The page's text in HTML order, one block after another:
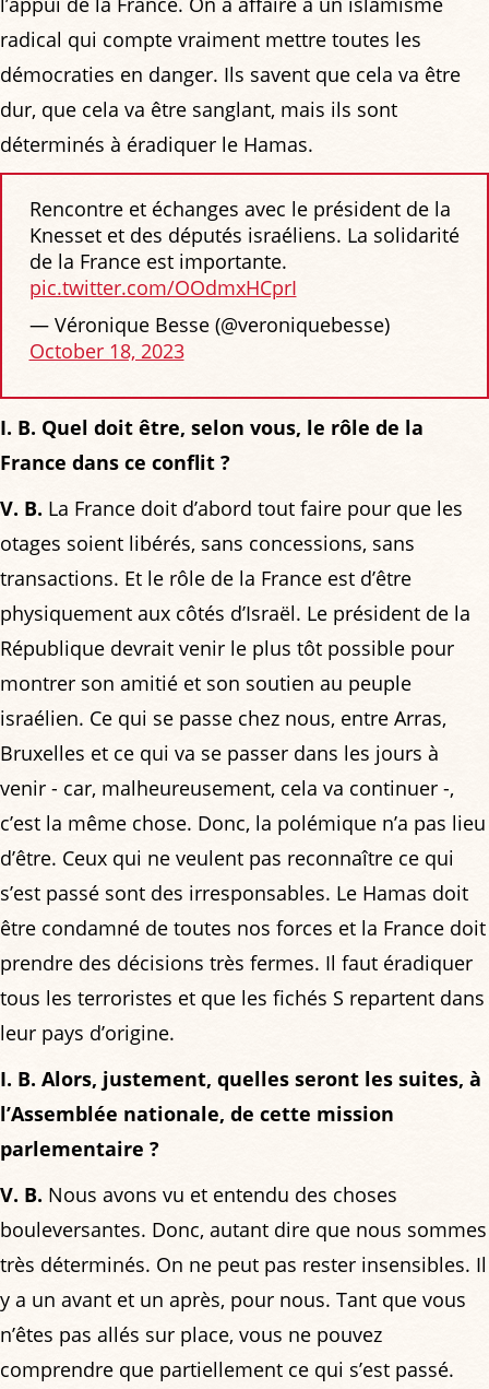
radical qui compte vraiment mettre toutes les
démocraties en danger. Ils savent que cela va être
dur, que cela va être sanglant, mais ils sont
déterminés à éradiquer le Hamas.
Rencontre et échanges avec le président de la
Knesset et des députés israéliens. La solidarité
de la France est importante.
pic.twitter.com/OOdmxHCprI
— Véronique Besse (@veroniquebesse)
October 18, 2023
I. B. Quel doit être, selon vous, le rôle de la
France dans ce conflit ?
V. B. La France doit d’abord tout faire pour que les
otages soient libérés, sans concessions, sans
transactions. Et le rôle de la France est d’être
physiquement aux côtés d’Israël. Le président de la
République devrait venir le plus tôt possible pour
montrer son amitié et son soutien au peuple
israélien. Ce qui se passe chez nous, entre Arras,
Bruxelles et ce qui va se passer dans les jours à
venir - car, malheureusement, cela va continuer -,
c’est la même chose. Donc, la polémique n’a pas lieu
d’être. Ceux qui ne veulent pas reconnaître ce qui
s’est passé sont des irresponsables. Le Hamas doit
être condamné de toutes nos forces et la France doit
prendre des décisions très fermes. Il faut éradiquer
tous les terroristes et que les fichés S repartent dans
leur pays d’origine.
I. B. Alors, justement, quelles seront les suites, à
l’Assemblée nationale, de cette mission
parlementaire ?
V. B. Nous avons vu et entendu des choses
bouleversantes. Donc, autant dire que nous sommes
très déterminés. On ne peut pas rester insensibles. Il
y a un avant et un après, pour nous. Tant que vous
n’êtes pas allés sur place, vous ne pouvez
comprendre que partiellement ce qui s’est passé.